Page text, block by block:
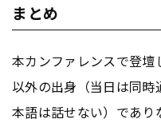
まとめ
本カンファレンスで登壇
以外の出身（当日は同
本語は話せない）であり